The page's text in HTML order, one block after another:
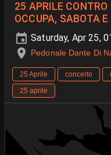
25 APRILE CONTRO
OCCUPA, SABOTA E
Saturday, Apr 25,
Pedonale Dante Di
25 Aprile concerto
25 aprile